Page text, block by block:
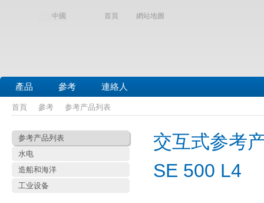
中國 首頁 網站地圖
產品 參考 連絡人
首頁 參考 参考产品列表
参考产品列表
水电
造船和海洋
工业设备
交互式参考
SE 500 L4